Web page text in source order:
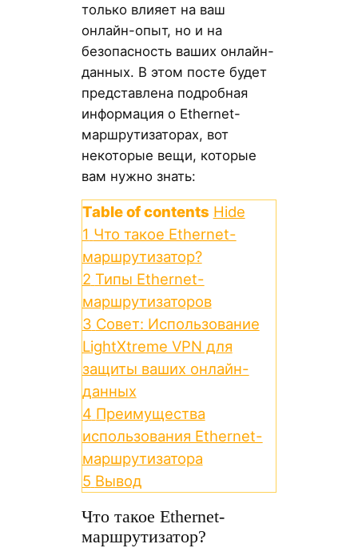
только влияет на ваш
онлайн-опыт, но и на
безопасность ваших онлайн-
данных. В этом посте будет
представлена подробная
информация о Ethernet-
маршрутизаторах, вот
некоторые вещи, которые
вам нужно знать:
Table of contents Hide
1 Что такое Ethernet-
маршрутизатор?
2 Типы Ethernet-
маршрутизаторов
3 Совет: Использование
LightXtreme VPN для
защиты ваших онлайн-
данных
4 Преимущества
использования Ethernet-
маршрутизатора
5 Вывод
Что такое Ethernet-
маршрутизатор?